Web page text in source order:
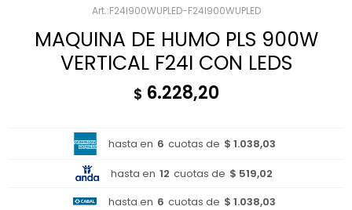
F24I900WUPLED-F24I900WUPLED
MAQUINA DE HUMO PLS 900W
VERTICAL F24I CON LEDS
$ 6.228,20
hasta en 6 cuotas de $ 1.038,03
hasta en 12 cuotas de $ 519,02
hasta en 6 cuotas de $ 1.038,03